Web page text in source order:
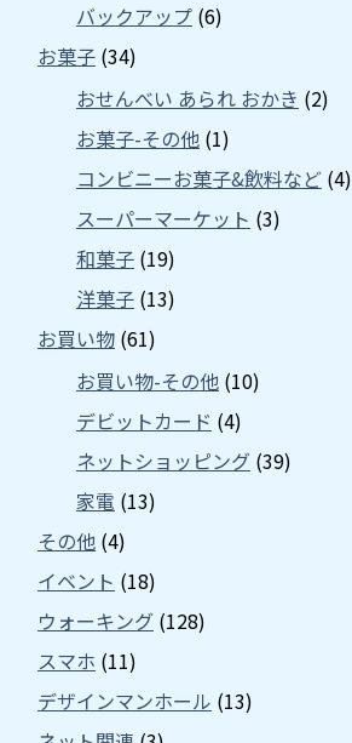
バックアップ (6)
お菓子 (34)
おせんべい あられ おかき (2)
お菓子-その他 (1)
コンビニーお菓子&飲料など (4)
スーパーマーケット (3)
和菓子 (19)
洋菓子 (13)
お買い物 (61)
お買い物-その他 (10)
デビットカード (4)
ネットショッピング (39)
家電 (13)
その他 (4)
イベント (18)
ウォーキング (128)
スマホ (11)
デザインマンホール (13)